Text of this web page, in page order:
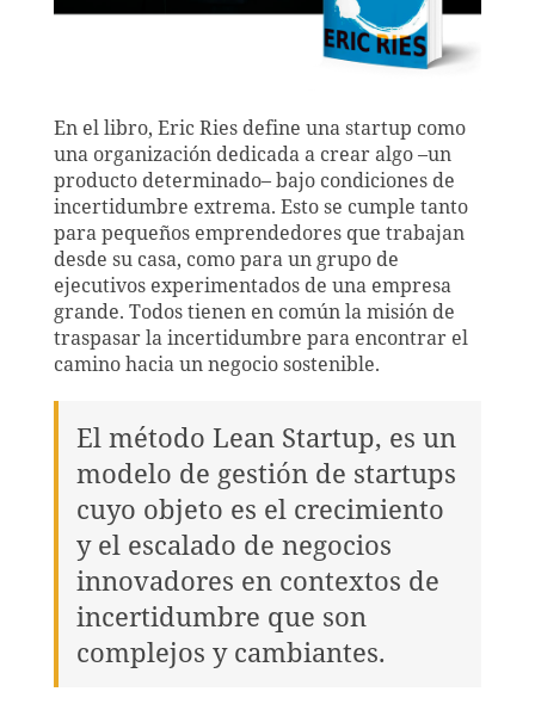
En el libro, Eric Ries define una startup como
una organización dedicada a crear algo –un
producto determinado– bajo condiciones de
incertidumbre extrema. Esto se cumple tanto
para pequeños emprendedores que trabajan
desde su casa, como para un grupo de
ejecutivos experimentados de una empresa
grande. Todos tienen en común la misión de
traspasar la incertidumbre para encontrar el
camino hacia un negocio sostenible.
El método Lean Startup, es un
modelo de gestión de startups
cuyo objeto es el crecimiento
y el escalado de negocios
innovadores en contextos de
incertidumbre que son
complejos y cambiantes.